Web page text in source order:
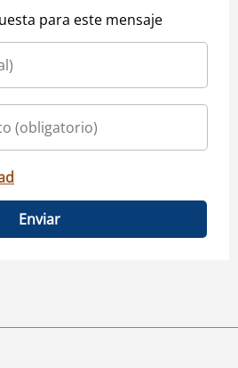
para este mensaje
Enviar